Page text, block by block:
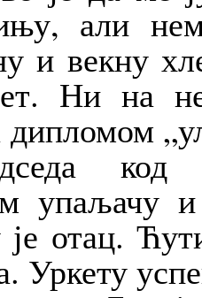
али
и векну
Ни на
дипломом
код
упаљачу
отац.
Уркету